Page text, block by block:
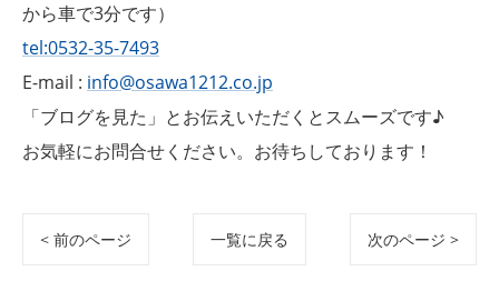
から車で3分です）
tel:0532-35-7493
E-mail : info@osawa1212.co.jp
「ブログを見た」とお伝えいただくとスムーズです♪
お気軽にお問合せください。お待ちしております！
< 前のページ 一覧に戻る 次のページ >